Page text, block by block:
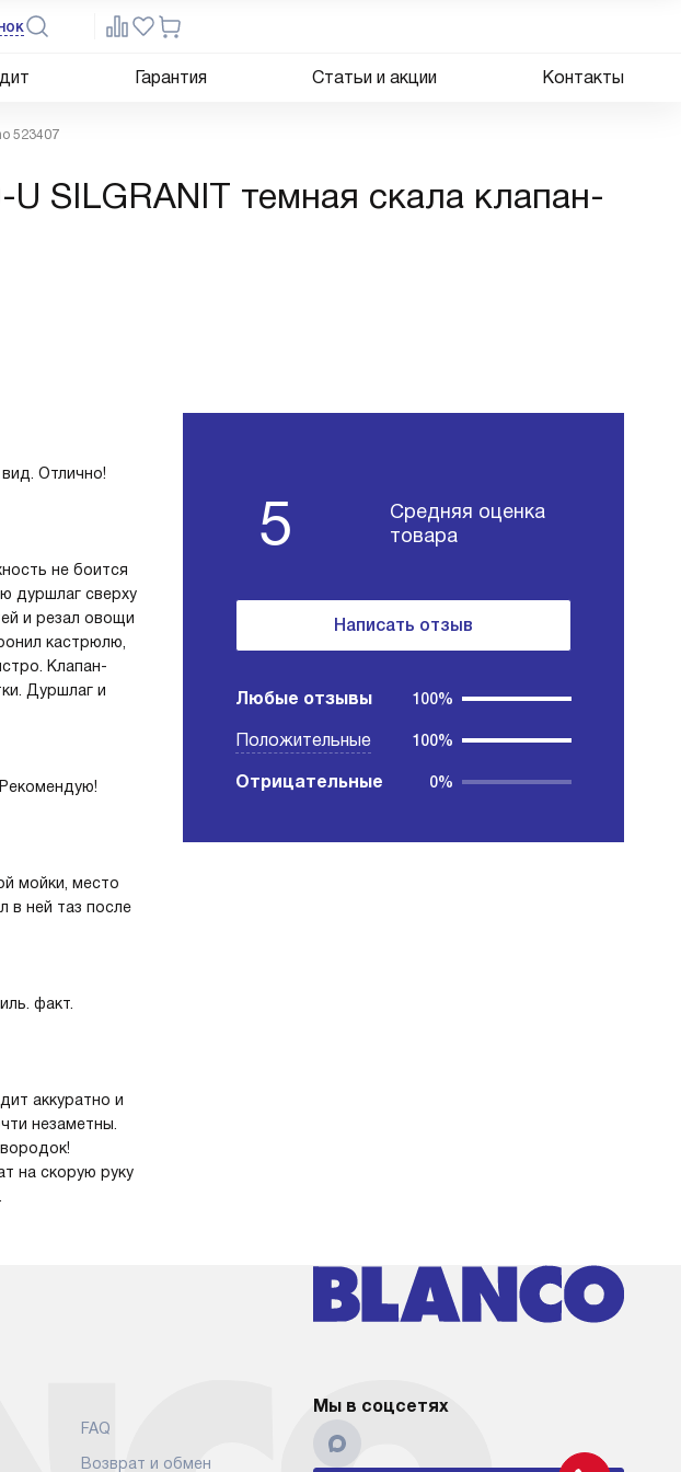
Гарантия Статьи и акции Контакты
523407
SILGRANIT темная скала клапан-
5
Средняя оценка
товара
Написать отзыв
Любые отзывы 100%
Положительные 100%
Отрицательные 0%
Отлично!
не боится
дуршлаг сверху
и резал овощи
кастрюлю,
Клапан-
Дуршлаг и
мойки, место
в ней таз после
факт.
аккуратно и
незаметны.
на скорую руку
FAQ
Возврат и обмен
Мы в соцсетях